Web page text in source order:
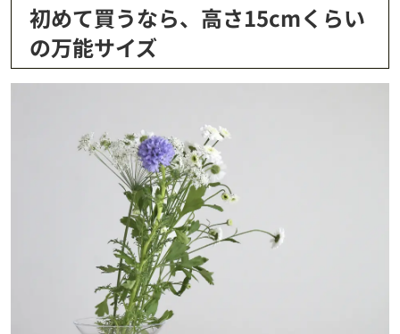
初めて買うなら、高さ15cmくらい
の万能サイズ